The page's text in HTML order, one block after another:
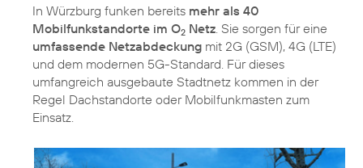
In Würzburg funken bereits mehr als 40
Mobilfunkstandorte im O2 Netz. Sie sorgen für eine
umfassende Netzabdeckung mit 2G (GSM), 4G (LTE)
und dem modernen 5G-Standard. Für dieses
umfangreich ausgebaute Stadtnetz kommen in der
Regel Dachstandorte oder Mobilfunkmasten zum
Einsatz.